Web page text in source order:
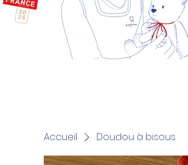
Accueil Doudou à bisous